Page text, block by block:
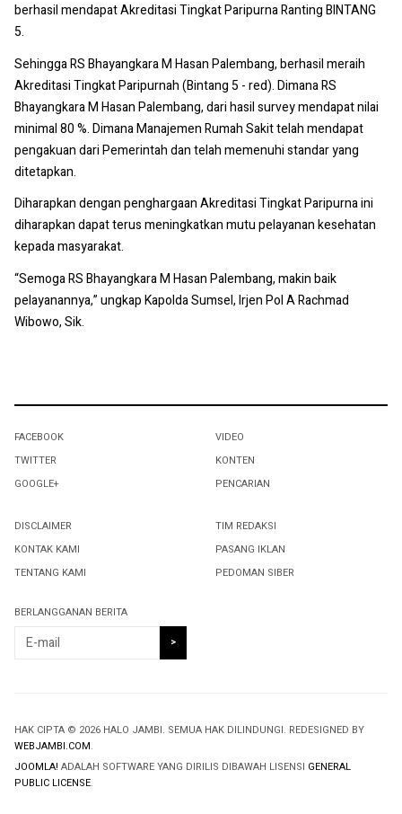
berhasil mendapat Akreditasi Tingkat Paripurna Ranting BINTANG
5.
Sehingga RS Bhayangkara M Hasan Palembang, berhasil meraih
Akreditasi Tingkat Paripurnah (Bintang 5 - red). Dimana RS
Bhayangkara M Hasan Palembang, dari hasil survey mendapat nilai
minimal 80 %. Dimana Manajemen Rumah Sakit telah mendapat
pengakuan dari Pemerintah dan telah memenuhi standar yang
ditetapkan.
Diharapkan dengan penghargaan Akreditasi Tingkat Paripurna ini
diharapkan dapat terus meningkatkan mutu pelayanan kesehatan
kepada masyarakat.
“Semoga RS Bhayangkara M Hasan Palembang, makin baik
pelayanannya,” ungkap Kapolda Sumsel, Irjen Pol A Rachmad
Wibowo, Sik.
FACEBOOK
TWITTER
GOOGLE+
VIDEO
KONTEN
PENCARIAN
DISCLAIMER
KONTAK KAMI
TENTANG KAMI
TIM REDAKSI
PASANG IKLAN
PEDOMAN SIBER
BERLANGGANAN BERITA
HAK CIPTA © 2026 HALO JAMBI. SEMUA HAK DILINDUNGI. REDESIGNED BY
WEBJAMBI.COM.
JOOMLA! ADALAH SOFTWARE YANG DIRILIS DIBAWAH LISENSI GENERAL
PUBLIC LICENSE.